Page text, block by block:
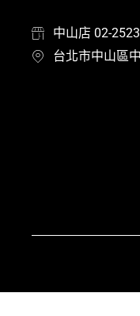
中山店 02-
台北市中山區